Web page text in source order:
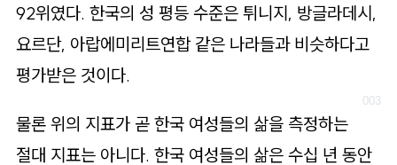
92위였다. 한국의 성 평등 수준은 튀니지, 방글라데시,
요르단, 아랍에미리트연합 같은 나라들과 비슷하다고
평가받은 것이다.
물론 위의 지표가 곧 한국 여성들의 삶을 측정하는
절대 지표는 아니다. 한국 여성들의 삶은 수십 년 동안